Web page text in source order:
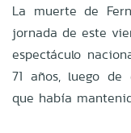
La muerte de
jornada de este
espectáculo
71 años, luego de
que había